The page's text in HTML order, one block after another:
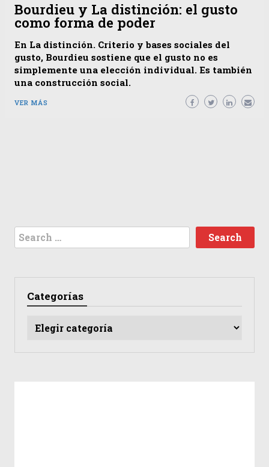
Bourdieu y La distinción: el gusto
como forma de poder
En La distinción. Criterio y bases sociales del
gusto, Bourdieu sostiene que el gusto no es
simplemente una elección individual. Es también
una construcción social.
VER MÁS
Search
for:
Categorías
Categorías